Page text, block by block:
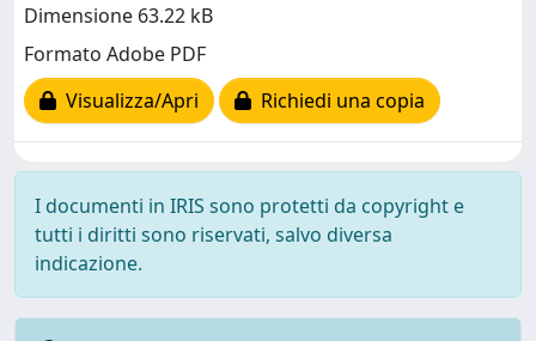
Dimensione 63.22 kB
Formato Adobe PDF
Visualizza/Apri
Richiedi una copia
I documenti in IRIS sono protetti da copyright e
tutti i diritti sono riservati, salvo diversa
indicazione.